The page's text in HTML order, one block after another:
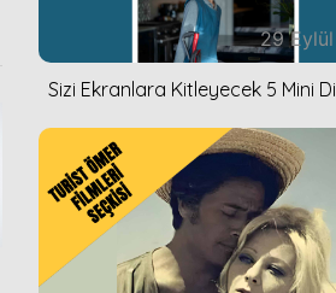
29
Sizi Ekranlara Kitleyecek 5 Mini